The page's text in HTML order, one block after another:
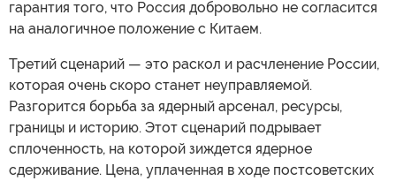
гарантия того, что Россия добровольно не согласится
на аналогичное положение с Китаем.
Третий сценарий — это раскол и расчленение России,
которая очень скоро станет неуправляемой.
Разгорится борьба за ядерный арсенал, ресурсы,
границы и историю. Этот сценарий подрывает
сплоченность, на которой зиждется ядерное
сдерживание. Цена, уплаченная в ходе постсоветских